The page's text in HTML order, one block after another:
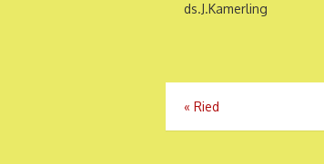
ds.J.Kamerling
Bericht
navigatie
« Ried